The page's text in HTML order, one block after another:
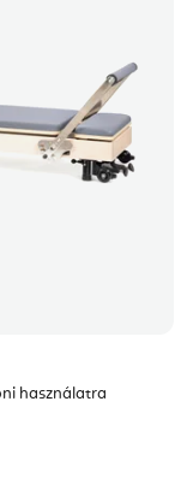
használatra